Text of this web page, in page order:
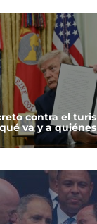
contra el
va y a